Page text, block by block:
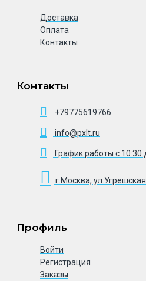
Доставка
Оплата
Контакты
Контакты
+79775619766
info@pxlt.ru
График работы с
г.Москва,
Профиль
Войти
Регистрация
Заказы